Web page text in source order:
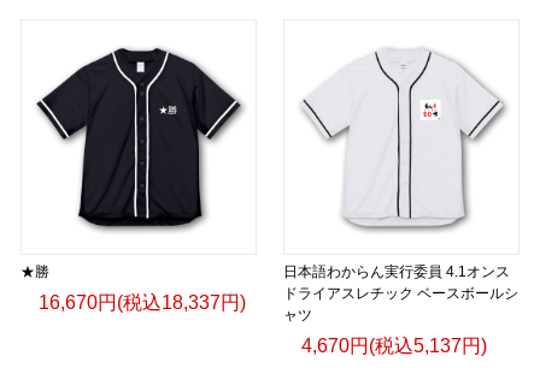
★勝
16,670円(税込18,337円)
日本語わからん実行委員 4.1オンス
ドライアスレチック ベースボールシ
ャツ
4,670円(税込5,137円)